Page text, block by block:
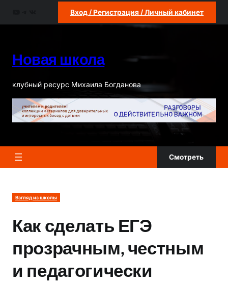
Вход / Регистрация / Личный кабинет
Новая школа
клубный ресурс Михаила Богданова
Смотреть
Взгляд из школы
Как сделать ЕГЭ
прозрачным, честным
и педагогически